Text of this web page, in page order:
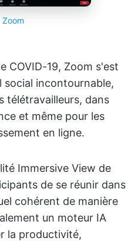
Zoom
COVID-19, Zoom s'est
social incontournable,
télétravailleurs, dans
et même pour les
en ligne.
Immersive View de
de se réunir dans
cohérent de manière
un moteur IA
la productivité,